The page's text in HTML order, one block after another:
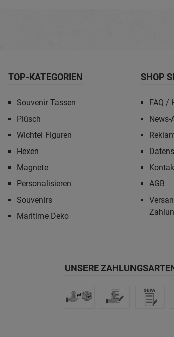
TOP-KATEGORIEN
Souvenir Tassen
Plüsch
Wichtel Figuren
Hexen
Magnete
Personalisieren
Souvenirs
Maritime Deko
SHOP
FAQ /
News-
AGB
UNSERE